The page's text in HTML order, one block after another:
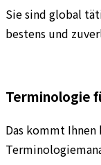
Sie sind global
bestens und
Terminologie
Das kommt Ihnen